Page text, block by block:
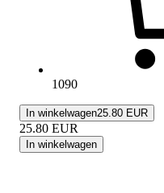
1090
In winkelwagen25.80 EUR
25.80 EUR
In winkelwagen